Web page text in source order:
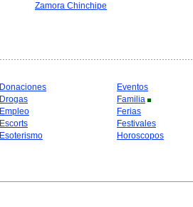
Zamora Chinchipe
Donaciones
Drogas
Empleo
Escorts
Esoterismo
Eventos
Familia
Ferias
Festivales
Horoscopos